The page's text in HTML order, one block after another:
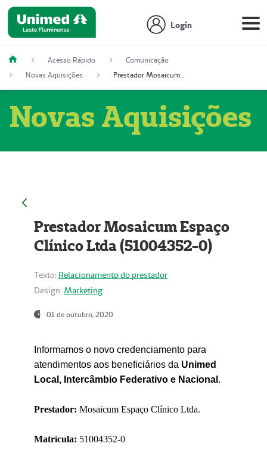
Login
Acesso Rápido
Comunicação
Novas Aquisições
Prestador Mosaicum Espaço Clínico Ltda (51004352-0)
Novas Aquisições
Prestador Mosaicum Espaço
Clínico Ltda (51004352-0)
Texto: Relacionamento do prestador
Design: Marketing
01 de outubro, 2020
Informamos o novo credenciamento para
atendimentos aos beneficiários da Unimed
Local, Intercâmbio Federativo e Nacional .
Prestador: Mosaicum Espaço Clínico Ltda.
Matrícula: 51004352-0